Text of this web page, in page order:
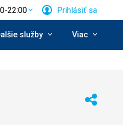
22:00 Prihlásiť sa
služby Viac
Zdieľať